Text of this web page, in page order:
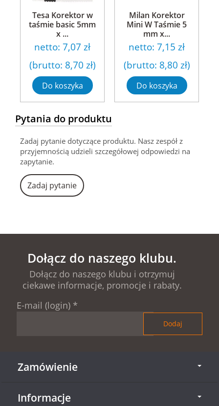
Tesa Korektor w
taśmie basic 5mm
x ...
netto: 7,07 zł
(brutto: 8,70 zł)
Do koszyka
Milan Korektor
Mini W Taśmie 5
mm x...
netto: 7,15 zł
(brutto: 8,80 zł)
Do koszyka
Pytania do produktu
Zadaj pytanie dotyczące produktu. Nasz zespół z
przyjemnością udzieli szczegółowej odpowiedzi na
zapytanie.
Zadaj pytanie
Dołącz do naszego klubu.
Dołącz do naszego klubu i otrzymuj
ciekawe informacje, promocje i rabaty.
E-mail (login) *
Zamówienie
Informacje